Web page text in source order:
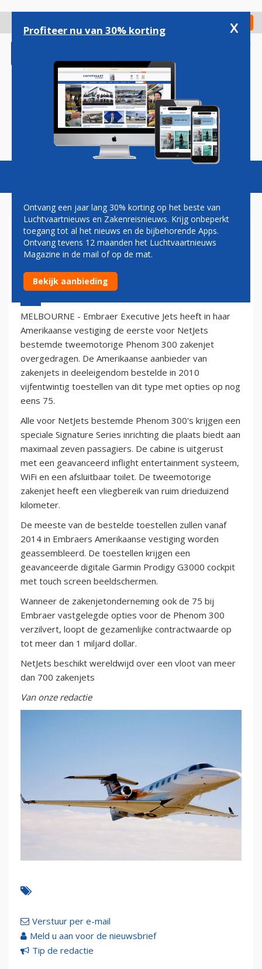
gaan
Check in
Magazine Podcasts Vacatures
EERSTE PHENOM 300
ZAKENJET VOOR NETJETS
5 mei 2013 - 9:59
MELBOURNE - Embraer Executive Jets heeft in haar
Amerikaanse vestiging de eerste voor NetJets
bestemde tweemotorige Phenom 300 zakenjet
overgedragen. De Amerikaanse aanbieder van
zakenjets in deeleigendom bestelde in 2010
vijfentwintig toestellen van dit type met opties op nog
eens 75.
Alle voor NetJets bestemde Phenom 300's krijgen een
speciale Signature Series inrichting die plaats biedt aan
maximaal zeven passagiers. De cabine is uitgerust
met een geavanceerd inflight entertainment systeem,
WiFi en een afsluitbaar toilet. De tweemotorige
zakenjet heeft een vliegbereik van ruim drieduizend
kilometer.
De meeste van de bestelde toestellen zullen vanaf
2014 in Embraers Amerikaanse vestiging worden
geassembleerd. De toestellen krijgen een
geavanceerde digitale Garmin Prodigy G3000 cockpit
met touch screen beeldschermen.
Wanneer de zakenjetonderneming ook de 75 bij
Embraer vastgelegde opties voor de Phenom 300
verzilvert, loopt de gezamenlijke contractwaarde op
tot meer dan 1 miljard dollar.
NetJets beschikt wereldwijd over een vloot van meer
dan 700 zakenjets
Van onze redactie
Verstuur per e-mail
Meld u aan voor de nieuwsbrief
Tip de redactie
Profiteer nu van 30% korting x
Ontvang een jaar lang 30% korting op het beste van
Luchtvaartnieuws en Zakenreisnieuws. Krijg onbeperkt
toegang tot al het nieuws en de bijbehorende Apps.
Ontvang tevens 12 maanden het Luchtvaartnieuws
Magazine in de mail of op de mat.
Bekijk aanbieding